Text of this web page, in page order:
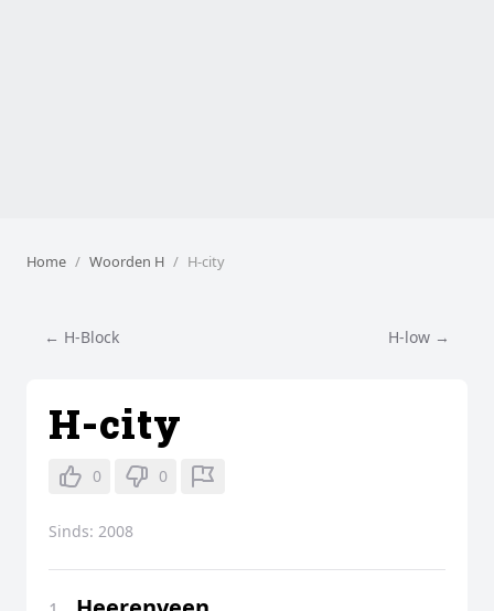
Home Woorden H H-city
← H-Block H-low →
H-city
0 0
Sinds: 2008